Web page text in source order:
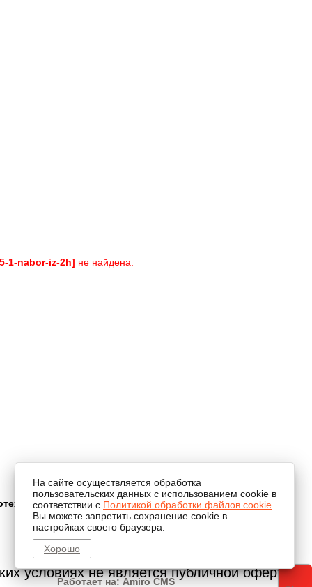
1-nabor-iz-2h] не найдена.
условиях не является публичной офертой,
На сайте осуществляется обработка
пользовательских данных с использованием cookie в
соответствии с Политикой обработки файлов cookie
Вы можете запретить сохранение cookie в
настройках своего браузера.
Хорошо
Работает на: Amiro CMS